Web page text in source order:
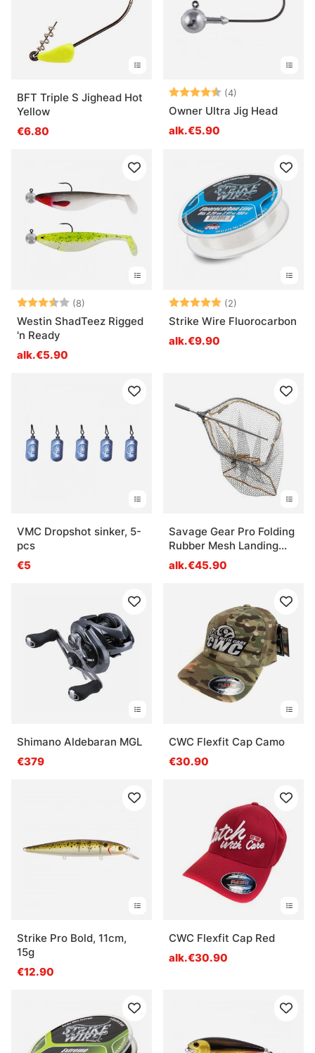
BFT Triple S Jighead Hot
Yellow
€6.80
Arvio: (4)
Owner Ultra Jig Head
alk.€5.90
Arvio: (8)
3.8 5:sta tähdestä
Westin ShadTeez Rigged
'n Ready
alk.€5.90
Arvio: (2)
Strike Wire Fluorocarbon
alk.€9.90
VMC Dropshot sinker, 5-
pcs
€5
Savage Gear Pro Folding
Rubber Mesh Landing
Nets
alk.€45.90
Shimano Aldebaran MGL
€379
CWC Flexfit Cap Camo
€30.90
Strike Pro Bold, 11cm,
15g
€12.90
CWC Flexfit Cap Red
alk.€30.90